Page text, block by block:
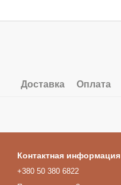
Доставка Оплата
Контактная информация
+380 50 380 6822